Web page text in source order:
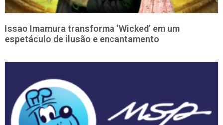
Issao Imamura transforma ‘Wicked’ em um
espetáculo de ilusão e encantamento